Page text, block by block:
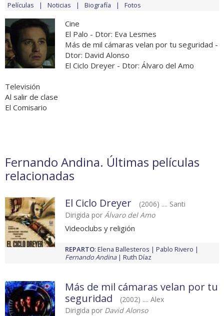
Películas Noticias Biografía Fotos
Cine
El Palo - Dtor: Eva Lesmes
Más de mil cámaras velan por tu seguridad -
Dtor: David Alonso
El Ciclo Dreyer - Dtor: Álvaro del Amo
Televisión
Al salir de clase
El Comisario
Fernando Andina. Últimas películas
relacionadas
El Ciclo Dreyer
(2006) .... Santi
Dirigida por Álvaro del Amo
Videoclubs y religión
REPARTO: Elena Ballesteros
Pablo Rivero
Fernando Andina
Ruth Díaz
Más de mil cámaras velan por tu
seguridad
(2002) .... Alex
Dirigida por David Alonso